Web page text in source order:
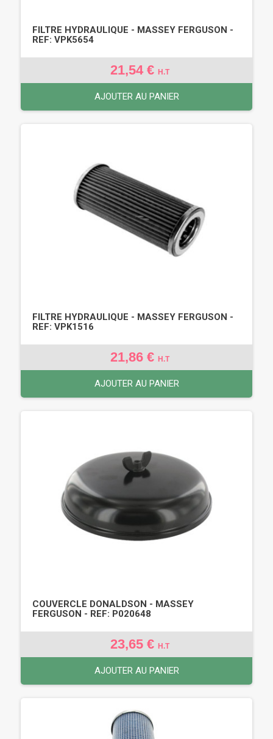
FILTRE HYDRAULIQUE - MASSEY FERGUSON -
REF: VPK5654
21,54 € H.T
AJOUTER AU PANIER
FILTRE HYDRAULIQUE - MASSEY FERGUSON -
REF: VPK1516
21,86 € H.T
AJOUTER AU PANIER
COUVERCLE DONALDSON - MASSEY
FERGUSON - REF: P020648
23,65 € H.T
AJOUTER AU PANIER